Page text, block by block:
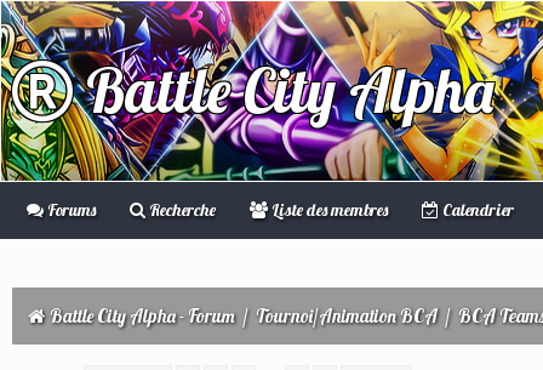
Battle City Alpha
Forums Recherche Liste des membres Calendrier
Battle City Alpha - Forum/ Tournoi/Animation BCA/ BCA